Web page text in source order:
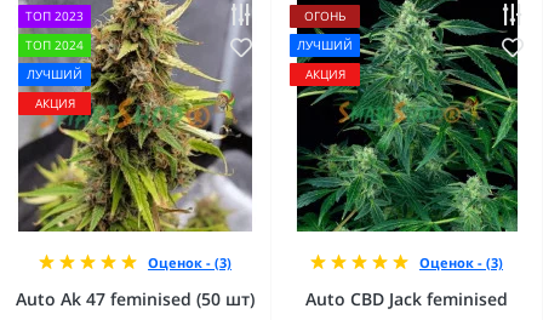
ТОП 2023
ТОП 2024
ЛУЧШИЙ
АКЦИЯ
Оценок - (3)
Auto Ak 47 feminised (50 шт)
ОГОНЬ
ЛУЧШИЙ
АКЦИЯ
Оценок - (3)
Auto CBD Jack feminised